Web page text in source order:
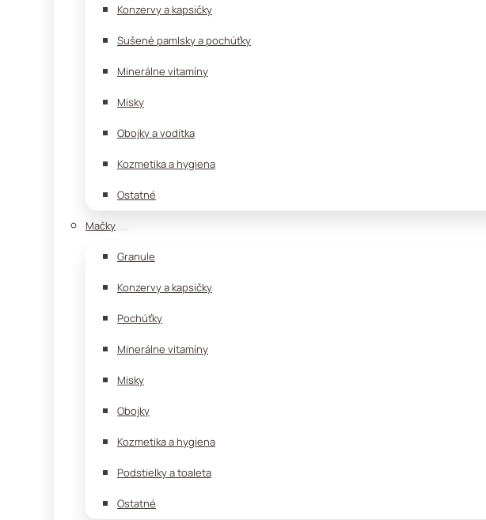
Konzervy a kapsičky
Sušené pamlsky a pochúťky
Minerálne vitamíny
Misky
Obojky a vodítka
Kozmetika a hygiena
Ostatné
Mačky
Granule
Konzervy a kapsičky
Pochúťky
Minerálne vitamíny
Misky
Obojky
Kozmetika a hygiena
Podstielky a toaleta
Ostatné